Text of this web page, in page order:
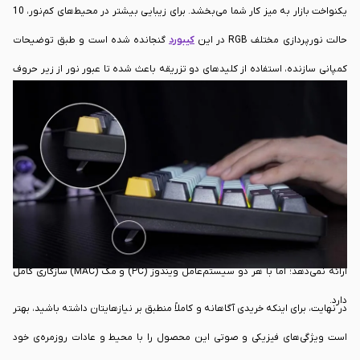
یکنواخت بازار به میز کار شما می‌بخشد. برای زیبایی بیشتر در محیط‌های کم‌نور، 10
حالت نورپردازی مختلف RGB در این کیبورد گنجانده شده است و طبق توضیحات
کمپانی سازنده، استفاده از کلیدهای دو تزریقه باعث شده تا عبور نور از زیر حروف
نیز پایه‌های قابل تنظیم دو مرحله‌ای طراحی شده است تا بتوانید ارتفاع و زاویه‌ی
قرارگیری کیبورد را بر اساس راحتی مچ دست خود شخصی‌سازی کنید. با این حال، با
توجه به جایگاه اقتصادی و میان‌رده‌ی این محصول، باید محدودیت‌های آن را با
شفافیت در نظر بگیرید: این کیبورد فاقد تکیه‌گاه کف دست است، حروف فارسی به
صورت پیش‌فرض روی کلیدهای آن حک نشده و همچنین قابلیت اتصال بی‌سیم را
ارائه نمی‌دهد؛ اما با هر دو سیستم‌عامل ویندوز (PC) و مک (MAC) سازگاری کامل
دارد.
در نهایت، برای اینکه خریدی آگاهانه و کاملاً منطبق بر نیازهایتان داشته باشید، بهتر
است ویژگی‌های فیزیکی و صوتی این محصول را با محیط و عادات روزمره‌ی خود